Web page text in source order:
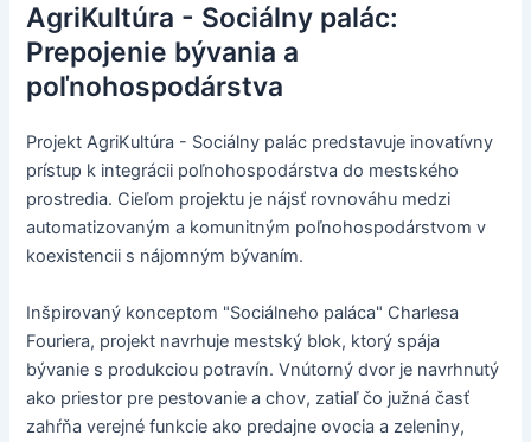
AgriKultúra - Sociálny palác:
Prepojenie bývania a
poľnohospodárstva
Projekt AgriKultúra - Sociálny palác predstavuje inovatívny
prístup k integrácii poľnohospodárstva do mestského
prostredia. Cieľom projektu je nájsť rovnováhu medzi
automatizovaným a komunitným poľnohospodárstvom v
koexistencii s nájomným bývaním.
Inšpirovaný konceptom "Sociálneho paláca" Charlesa
Fouriera, projekt navrhuje mestský blok, ktorý spája
bývanie s produkciou potravín. Vnútorný dvor je navrhnutý
ako priestor pre pestovanie a chov, zatiaľ čo južná časť
zahŕňa verejné funkcie ako predajne ovocia a zeleniny,